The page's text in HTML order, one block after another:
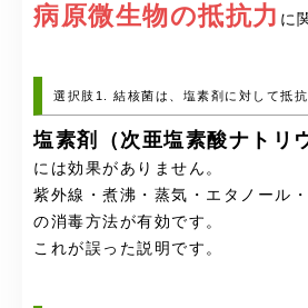
病原微生物の抵抗力 に
選択肢1. 結核菌は、塩素剤に対して抵抗
塩素剤（次亜塩素酸ナトリ
には効果がありません。
紫外線・煮沸・蒸気・エタノール
の消毒方法が有効です。
これが誤った説明です。